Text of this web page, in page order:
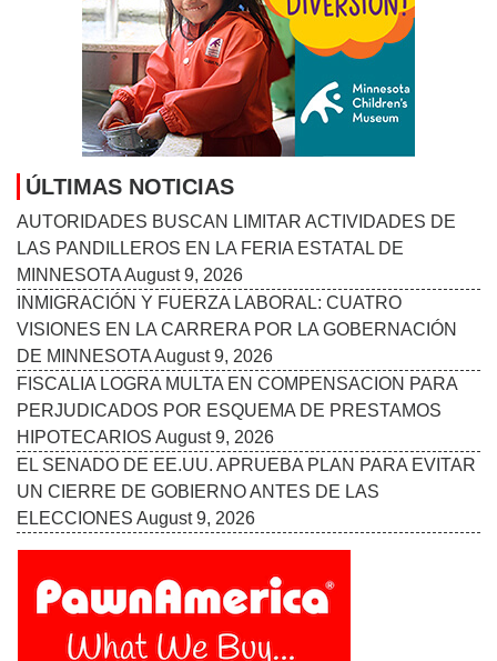
MINNESOTAAugust 9, 2026
INMIGRACIÓN Y FUERZA LABORAL: CUATRO
VISIONES EN LA CARRERA POR LA GOBERNACIÓN
DE MINNESOTAAugust 9, 2026
FISCALIA LOGRA MULTA EN COMPENSACION PARA
PERJUDICADOS POR ESQUEMA DE PRESTAMOS
HIPOTECARIOSAugust 9, 2026
EL SENADO DE EE.UU. APRUEBA PLAN PARA EVITAR
UN CIERRE DE GOBIERNO ANTES DE LAS
ELECCIONESAugust 9, 2026